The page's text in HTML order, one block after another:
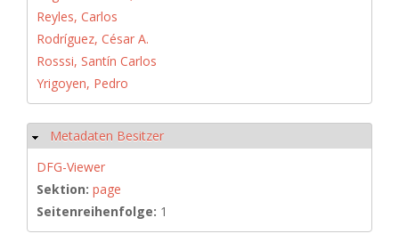
Reyles, Carlos
Rodríguez, César A.
Rosssi, Santín Carlos
Yrigoyen, Pedro
Hide
Metadaten Besitzer
DFG-Viewer
Sektion: page
Seitenreihenfolge: 1